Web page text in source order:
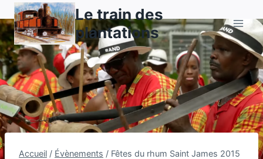
Aller
au
contenu
Le train des
plantations
Accueil / Évènements / Fêtes du rhum Saint James 2015